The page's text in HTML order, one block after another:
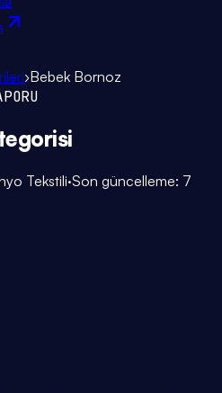
›Bebek Bornoz
Tekstili·Son güncelleme: 7